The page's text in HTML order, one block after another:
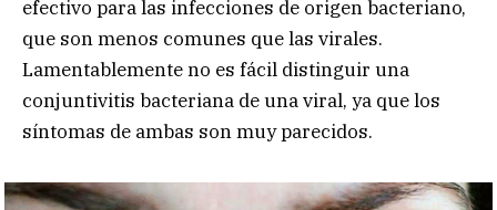
efectivo para las infecciones de origen bacteriano,
que son menos comunes que las virales.
Lamentablemente no es fácil distinguir una
conjuntivitis bacteriana de una viral, ya que los
síntomas de ambas son muy parecidos.